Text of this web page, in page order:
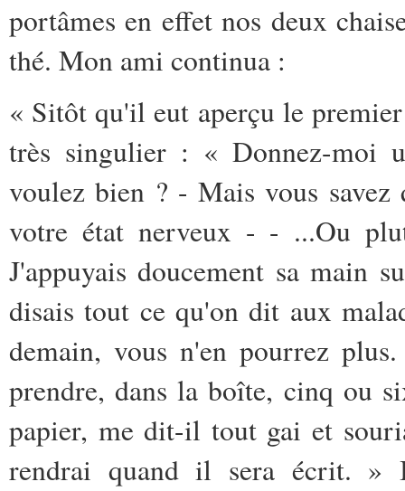
portâmes en effet nos deux
thé. Mon ami continua :
« Sitôt qu'il eut aperçu le
très singulier : « Donnez-moi
voulez bien ? - Mais vous savez
votre état nerveux - - ...Ou
J'appuyais doucement sa main
disais tout ce qu'on dit aux
demain, vous n'en pourrez
prendre, dans la boîte, cinq ou
papier, me dit-il tout gai et
rendrai quand il sera écrit. »